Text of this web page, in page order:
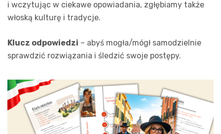
i wczytując w ciekawe opowiadania, zgłębiamy także
włoską kulturę i tradycje.
Klucz odpowiedzi – abyś mogła/mógł samodzielnie
sprawdzić rozwiązania i śledzić swoje postępy.